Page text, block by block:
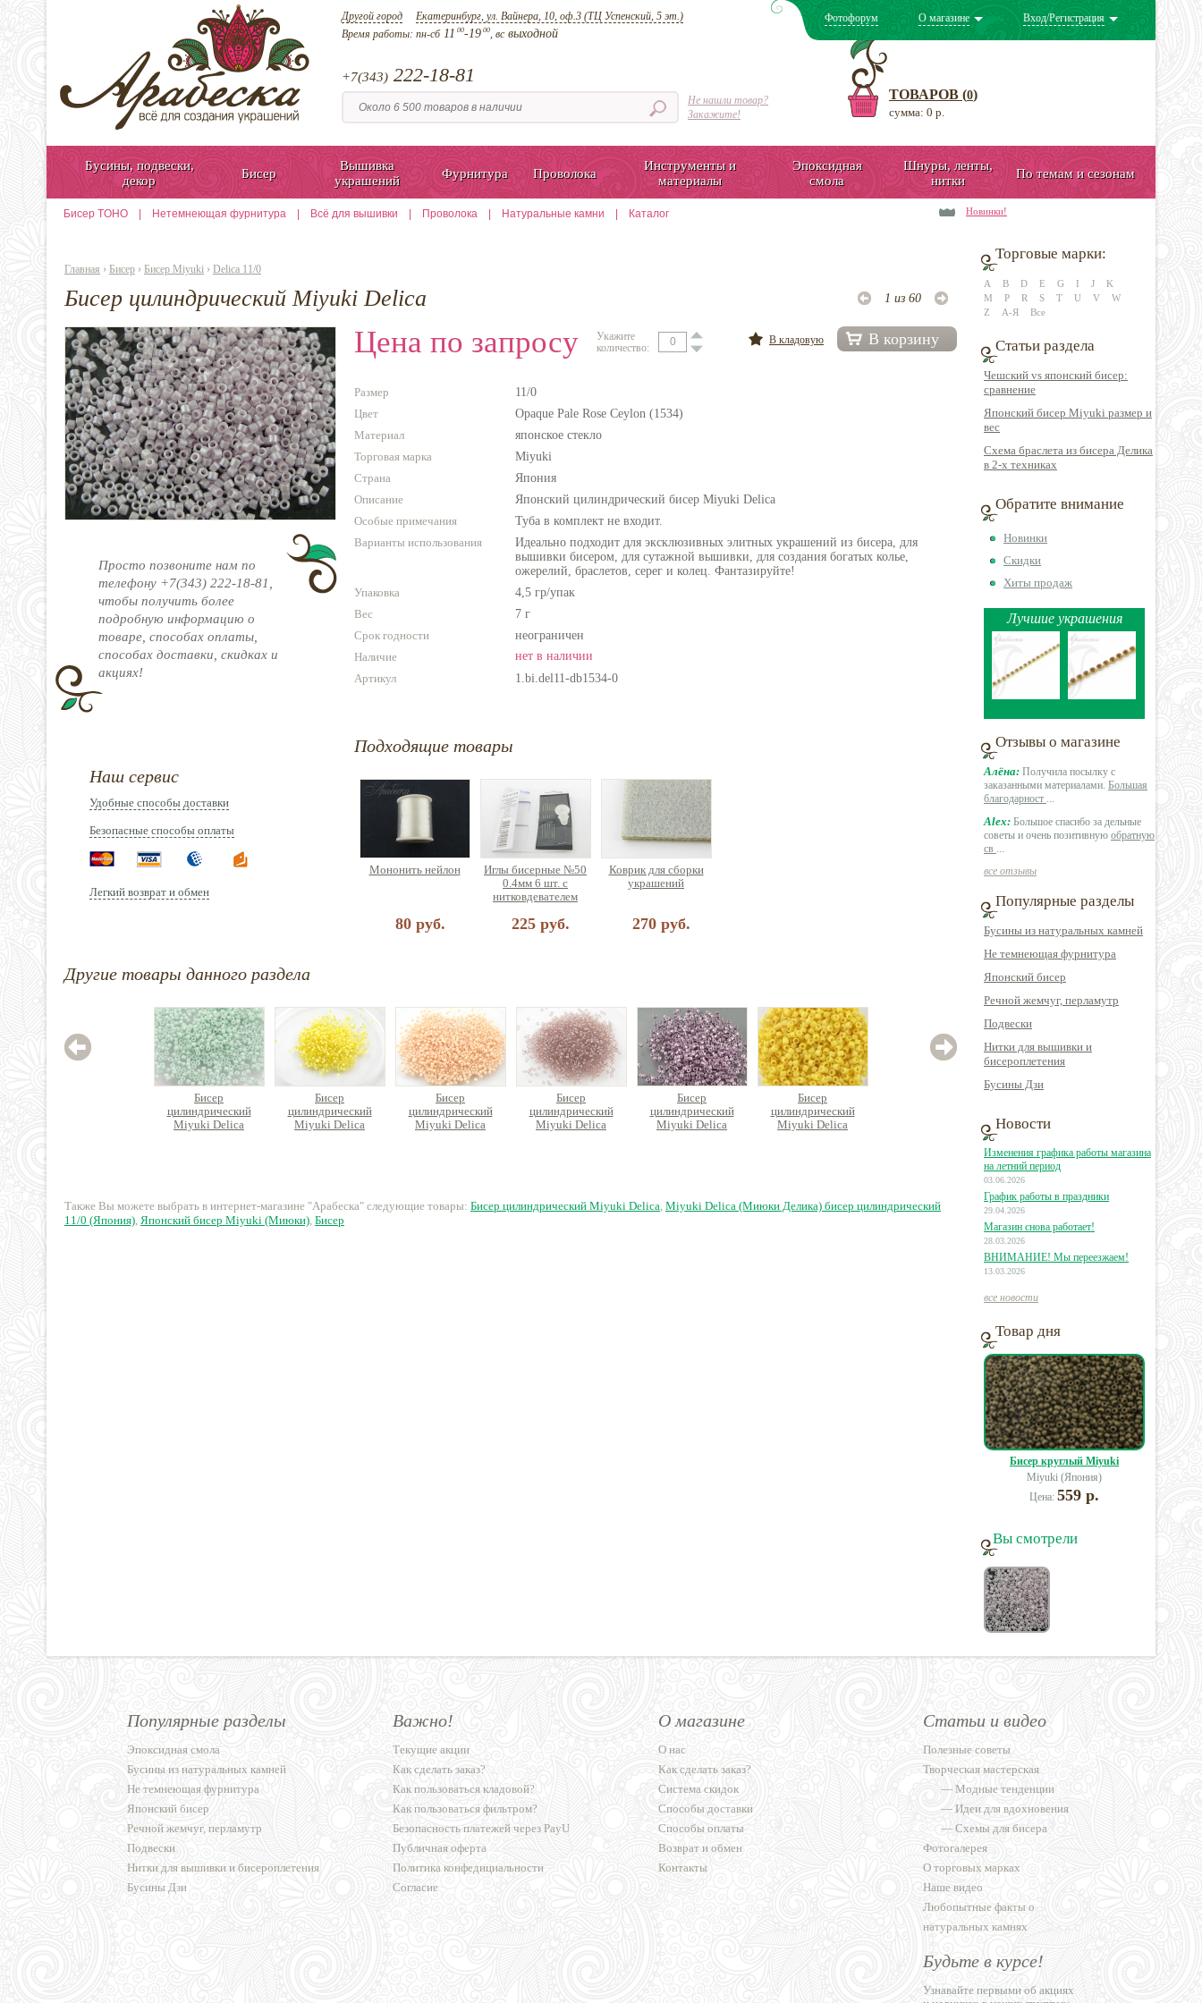
Другой город Екатеринбург, ул. Вайнера, 10, оф.3 (ТЦ Успенский, 5 эт.)
Время работы: пн-сб11 00-19 00, всвыходной
+7(343) 222-18-81
Не нашли товар?
Закажите!
Фотофорум О магазине Вход/Регистрация
ТОВАРОВ (0)
сумма: 0 р.
Бусины, подвески,
декор
Бисер
Вышивка
украшений
Фурнитура Проволока
Инструменты и
материалы
Эпоксидная
смола
Шнуры, ленты,
нитки
По темам и сезонам
Бисер TOHO Нетемнеющая фурнитура Всё для вышивки Проволока Натуральные камни Каталог Новинки!
Главная › Бисер › Бисер Miyuki › Delica 11/0
Бисер цилиндрический Miyuki Delica 1 из 60
Просто позвоните нам по
телефону +7(343) 222-18-81,
чтобы получить более
подробную информацию о
товаре, способах оплаты,
способах доставки, скидках и
акциях!
Наш сервис
Удобные способы доставки
Безопасные способы оплаты
Легкий возврат и обмен
Цена по запросу
Укажите
количество:
В корзину
В кладовую
Размер
11/0
Цвет
Opaque Pale Rose Ceylon (1534)
Материал
японское стекло
Торговая марка
Miyuki
Страна
Япония
Описание
Японский цилиндрический бисер Miyuki Delica
Особые примечания
Туба в комплект не входит.
Варианты использования
Идеально подходит для эксклюзивных элитных украшений из бисера, для
вышивки бисером, для сутажной вышивки, для создания богатых колье,
ожерелий, браслетов, серег и колец. Фантазируйте!
Упаковка
4,5 гр/упак
Вес
7 г
Срок годности
неограничен
Наличие
нет в наличии
Артикул
1.bi.del11-db1534-0
Подходящие товары
Мононить нейлон
80 руб.
Иглы бисерные №50
0.4мм 6 шт. с
нитковдевателем
225 руб.
Коврик для сборки
украшений
270 руб.
Другие товары данного раздела
Бисер
цилиндрический
Miyuki Delica
Бисер
цилиндрический
Miyuki Delica
Бисер
цилиндрический
Miyuki Delica
Бисер
цилиндрический
Miyuki Delica
Бисер
цилиндрический
Miyuki Delica
Бисер
цилиндрический
Miyuki Delica
Miyuki Delica
380 руб.
Также Вы можете выбрать в интернет-магазине "Арабеска" следующие товары: Бисер цилиндрический Miyuki Delica, Miyuki Delica (Миюки Делика) бисер цилиндрический
11/0 (Япония), Японский бисер Miyuki (Миюки), Бисер
Торговые марки:
A B D E G I J
K
M
P R S T U V
W
Z
А-Я Все
Статьи раздела
Чешский vs японский бисер:
сравнение
Японский бисер Miyuki размер и
вес
Схема браслета из бисера Делика
в 2-х техниках
Обратите внимание
Новинки
Скидки
Хиты продаж
Лучшие украшения
Отзывы о магазине
Алёна: Получила посылку с
заказанными материалами. Большая
благодарност ...
Alex: Большое спасибо за дельные
советы и очень позитивную обратную
св ...
все отзывы
Популярные разделы
Бусины из натуральных камней
Не темнеющая фурнитура
Японский бисер
Речной жемчуг, перламутр
Подвески
Нитки для вышивки и
бисероплетения
Бусины Дзи
Новости
Изменения графика работы магазина
на летний период
03.06.2026
График работы в праздники
29.04.2026
Магазин снова работает!
28.03.2026
ВНИМАНИЕ! Мы переезжаем!
13.03.2026
все новости
Товар дня
Бисер круглый Miyuki
Miyuki (Япония)
Цена: 559 р.
Вы смотрели
Популярные разделы
Эпоксидная смола
Бусины из натуральных камней
Не темнеющая фурнитура
Японский бисер
Речной жемчуг, перламутр
Подвески
Нитки для вышивки и бисероплетения
Бусины Дзи
Важно!
Текущие акции
Как сделать заказ?
Как пользоваться кладовой?
Как пользоваться фильтром?
Безопасность платежей через PayU
Публичная оферта
Политика конфедициальности
Согласие
О магазине
О нас
Как сделать заказ?
Система скидок
Способы доставки
Способы оплаты
Возврат и обмен
Контакты
Статьи и видео
Полезные советы
Творческая мастерская
—Модные тенденции
—Идеи для вдохновения
—Схемы для бисера
Фотогалерея
О торговых марках
Наше видео
Любопытные факты о
натуральных камнях
Будьте в курсе!
Узнавайте первыми об акциях